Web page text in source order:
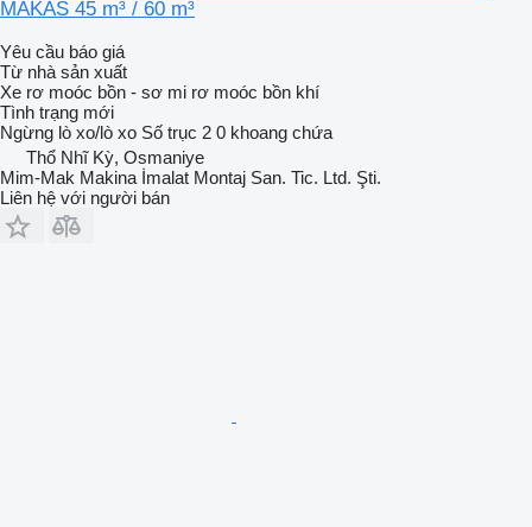
MAKAS 45 m³ / 60 m³
Yêu cầu báo giá
Từ nhà sản xuất
Xe rơ moóc bồn - sơ mi rơ moóc bồn khí
Tình trạng mới
Ngừng lò xo/lò xo Số trục 2 0 khoang chứa
Thổ Nhĩ Kỳ, Osmaniye
Mim-Mak Makina İmalat Montaj San. Tic. Ltd. Şti.
Liên hệ với người bán